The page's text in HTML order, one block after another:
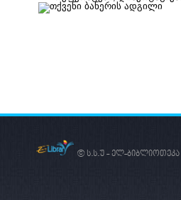
© ს.ს.უ - ელ-ბიბლიოთეკა